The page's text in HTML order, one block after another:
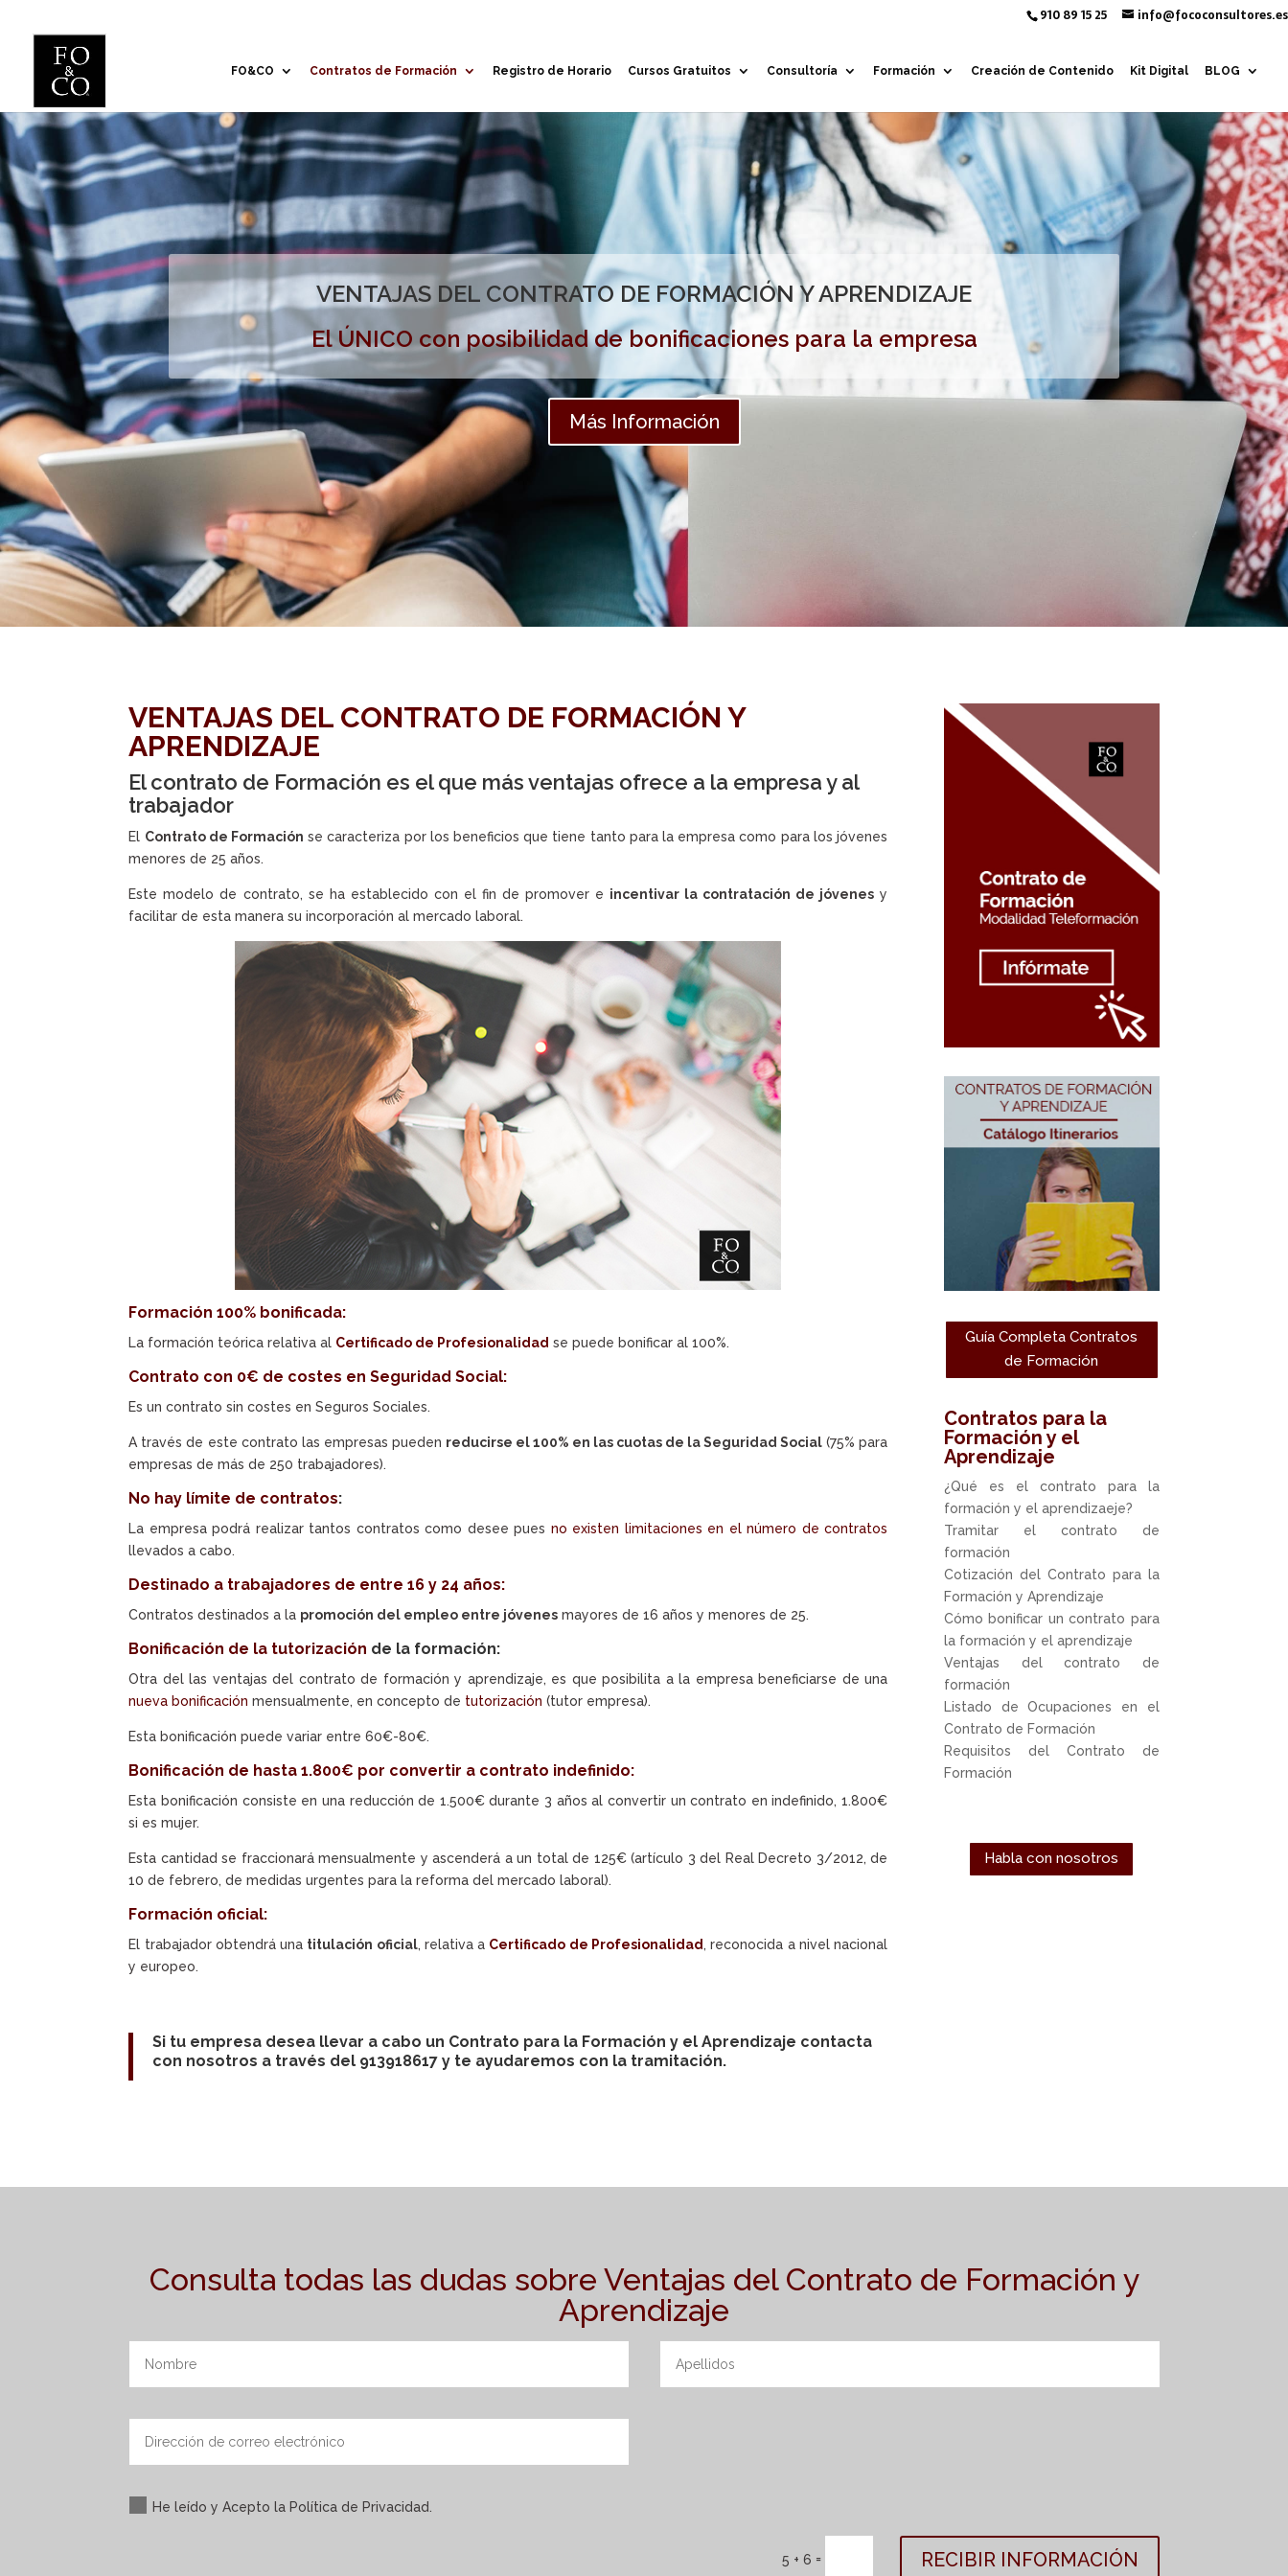
910 89 15 25 info@fococonsultores.es
FO&CO Contratos de Formación Registro de Horario Cursos Gratuitos Consultoría Formación Creación de Contenido Kit Digital BLOG
VENTAJAS DEL CONTRATO DE FORMACIÓN Y APRENDIZAJE
El ÚNICO con posibilidad de bonificaciones para la empresa
Más Información
VENTAJAS DEL CONTRATO DE FORMACIÓN Y
APRENDIZAJE
El contrato de Formación es el que más ventajas ofrece a la empresa y al
trabajador
El Contrato de Formación se caracteriza por los beneficios que tiene tanto para la empresa como para los jóvenes
menores de 25 años.
Este modelo de contrato, se ha establecido con el fin de promover e incentivar la contratación de jóvenesy
facilitar de esta manera su incorporación al mercado laboral.
Formación 100% bonificada:
La formación teórica relativa al Certificado de Profesionalidad se puede bonificar al 100%.
Contrato con 0€ de costes en Seguridad Social:
Es un contrato sin costes en Seguros Sociales.
A través de este contrato las empresas pueden reducirse el 100% en las cuotas de la Seguridad Social(75% para
empresas de más de 250 trabajadores).
No hay límite de contratos:
La empresa podrá realizar tantos contratos como desee pues no existen limitaciones en el número de contratos
llevados a cabo.
Destinado a trabajadores de entre 16 y 24 años:
Contratos destinados a la promoción del empleo entre jóvenes mayores de 16 años y menores de 25.
Bonificación de la tutorización de la formación:
Otra del las ventajas del contrato de formación y aprendizaje, es que posibilita a la empresa beneficiarse de una
nueva bonificación mensualmente, en concepto de tutorización (tutor empresa).
Esta bonificación puede variar entre 60€-80€.
Bonificación de hasta 1.800€ por convertir a contrato indefinido:
Esta bonificación consiste en una reducción de 1.500€ durante 3 años al convertir un contrato en indefinido, 1.800€
si es mujer.
Esta cantidad se fraccionará mensualmente y ascenderá a un total de 125€ (artículo 3 del Real Decreto 3/2012, de
10 de febrero, de medidas urgentes para la reforma del mercado laboral).
Formación oficial:
El trabajador obtendrá una titulación oficial, relativa a Certificado de Profesionalidad, reconocida a nivel nacional
y europeo.
Si tu empresa desea llevar a cabo un Contrato para la Formación y el Aprendizaje contacta
con nosotros a través del 913918617 y te ayudaremos con la tramitación.
Guía Completa Contratos
de Formación
Contratos para la
Formación y el
Aprendizaje
¿Qué es el contrato para la
formación y el aprendizaeje?
Tramitar el contrato de
formación
Cotización del Contrato para la
Formación y Aprendizaje
Cómo bonificar un contrato para
la formación y el aprendizaje
Ventajas del contrato de
formación
Listado de Ocupaciones en el
Contrato de Formación
Requisitos del Contrato de
Formación
Habla con nosotros
Consulta todas las dudas sobre Ventajas del Contrato de Formación y
Aprendizaje
He leído y Acepto la Política de Privacidad.
5 + 6 = RECIBIR INFORMACIÓN